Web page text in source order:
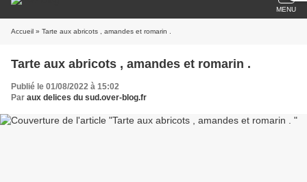
MENU
Accueil » Tarte aux abricots , amandes et romarin .
Tarte aux abricots , amandes et romarin .
Publié le 01/08/2022 à 15:02
Par aux delices du sud.over-blog.fr